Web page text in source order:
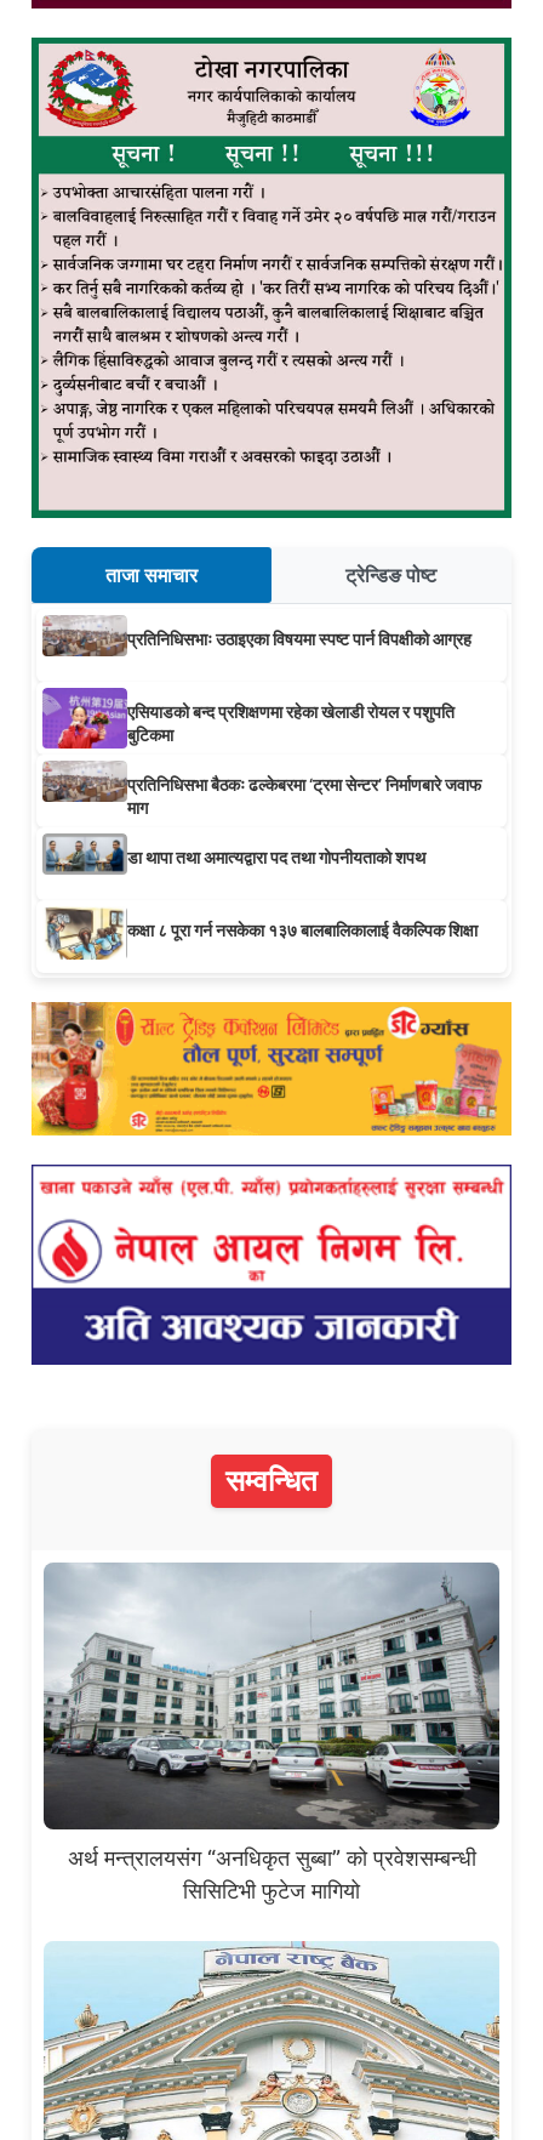
ताजा समाचार ट्रेन्डिङ पोष्ट
प्रतिनिधिसभाः उठाइएका विषयमा स्पष्ट पार्न विपक्षीको आग्रह
एसियाडको बन्द प्रशिक्षणमा रहेका खेलाडी रोयल र पशुपति
बुटिकमा
प्रतिनिधिसभा बैठकः ढल्केबरमा ‘ट्रमा सेन्टर’ निर्माणबारे जवाफ
माग
डा थापा तथा अमात्यद्वारा पद तथा गोपनीयताको शपथ
कक्षा ८ पूरा गर्न नसकेका १३७ बालबालिकालाई वैकल्पिक शिक्षा
सम्वन्धित
अर्थ मन्त्रालयसंग “अनधिकृत सुब्बा” को प्रवेशसम्बन्धी
सिसिटिभी फुटेज मागियो